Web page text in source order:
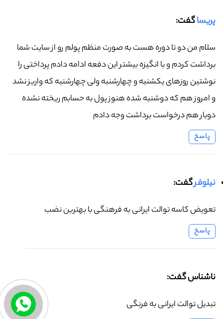
پریساگفت:
سلام من دو تا دوره هست به صورت منظم پولم رو از سایت شما
برداشت کردم و با انگیزه بیشتر این دفعه ادامه دادم پرداختی را
نوشتین روزهای یکشنبه و چهارشنبه ولی چهارشنبه که واریز نشد
و امروز هم که دوشنبه شده هنوز پول به حسابم ریخته نشده
دوبار هم درخواست برداشت وجه دادم
پاسخ
نیلوفرگفت:
تعویض کاسه توالت ایرانی به فرهنگی با بهترین نضب
پاسخ
ناشناس گفت:
تبدیل توالت ایرانی به فرنگی